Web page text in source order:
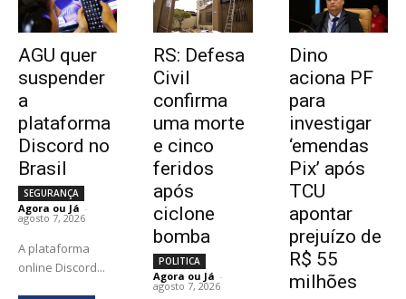
AGU quer
suspender
a
plataforma
Discord no
Brasil
SEGURANÇA
Agora ou Já -
agosto 7, 2026
A plataforma
online Discord...
RS: Defesa
Civil
confirma
uma morte
e cinco
feridos
após
ciclone
bomba
POLITICA
Agora ou Já -
agosto 7, 2026
Dino
aciona PF
para
investigar
‘emendas
Pix’ após
TCU
apontar
prejuízo de
R$ 55
milhões